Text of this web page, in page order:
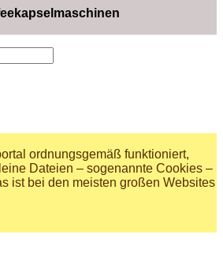
ordnungsgemäß funktioniert,
Dateien – sogenannte Cookies –
ist bei den meisten großen Websites